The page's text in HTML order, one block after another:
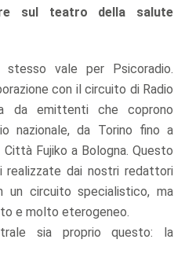
sul teatro della salute
vale per Psicoradio.
con il circuito di Radio
da emittenti che coprono
nazionale, da Torino fino a
Fujiko a Bologna. Questo
realizzate dai nostri redattori
un circuito specialistico, ma
e molto eterogeneo.
sia proprio questo: la